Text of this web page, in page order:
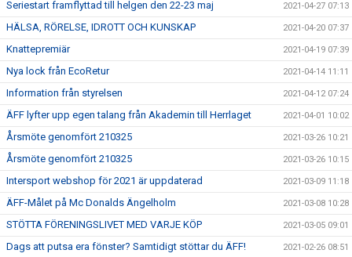
Seriestart framflyttad till helgen den 22-23 maj 2021-04-27 07:13
HÄLSA, RÖRELSE, IDROTT OCH KUNSKAP 2021-04-20 07:37
Knattepremiär 2021-04-19 07:39
Nya lock från EcoRetur 2021-04-14 11:11
Information från styrelsen 2021-04-12 07:24
ÄFF lyfter upp egen talang från Akademin till Herrlaget 2021-04-01 10:02
Årsmöte genomfört 210325 2021-03-26 10:21
Årsmöte genomfört 210325 2021-03-26 10:15
Intersport webshop för 2021 är uppdaterad 2021-03-09 11:18
ÄFF-Målet på Mc Donalds Ängelholm 2021-03-08 10:28
STÖTTA FÖRENINGSLIVET MED VARJE KÖP 2021-03-05 09:01
Dags att putsa era fönster? Samtidigt stöttar du ÄFF! 2021-02-26 08:51